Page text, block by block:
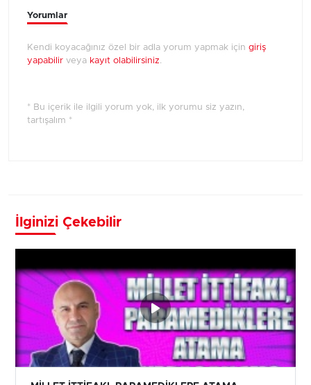
Yorumlar
Kendi koyacağınız özel bir adla yorum yapmak için giriş
yapabilir veya kayıt olabilirsiniz.
* Bu içerik ile ilgili yorum yok, ilk yorumu siz yazın,
tartışalım *
İlginizi Çekebilir